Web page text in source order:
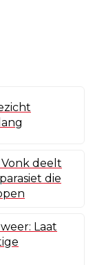
deelt
die
Laat